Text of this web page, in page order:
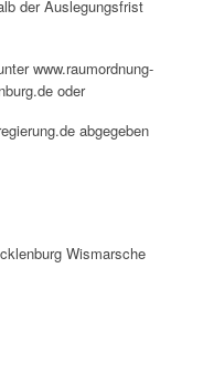
der Auslegungsfrist
www.raumordnung-
oder
abgegeben
Wismarsche